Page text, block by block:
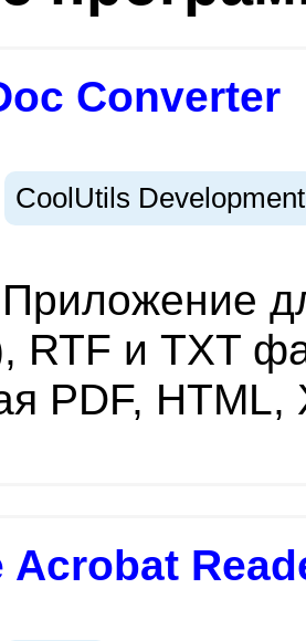
Converter
CoolUtils Development
Приложение
RTF и TXT
PDF, HTML,
Acrobat